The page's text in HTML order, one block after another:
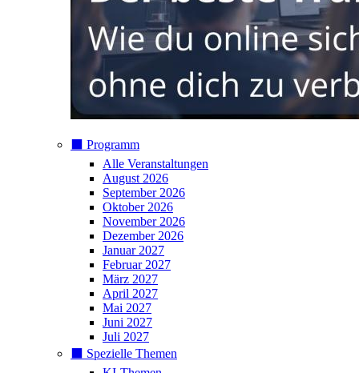
⬛️ Programm
Alle Veranstaltungen
August 2026
September 2026
Oktober 2026
November 2026
Dezember 2026
Januar 2027
Februar 2027
März 2027
April 2027
Mai 2027
Juni 2027
Juli 2027
⬛️ Spezielle Themen